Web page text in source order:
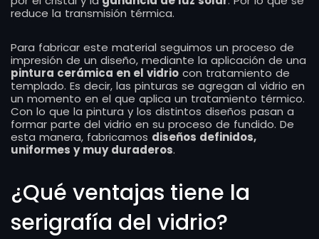
reduce la transmisión térmica.
Para fabricar este material seguimos un proceso de
impresión de un diseño, mediante la aplicación de una
pintura cerámica en el vidrio con tratamiento de
templado. Es decir, las pinturas se agregan al vidrio en
un momento en el que aplica un tratamiento térmico.
Con lo que la pintura y los distintos diseños pasan a
formar parte del vidrio en su proceso de fundido. De
esta manera, fabricamos diseños definidos,
uniformes y muy duraderos.
¿Qué ventajas tiene la
serigrafía del vidrio?